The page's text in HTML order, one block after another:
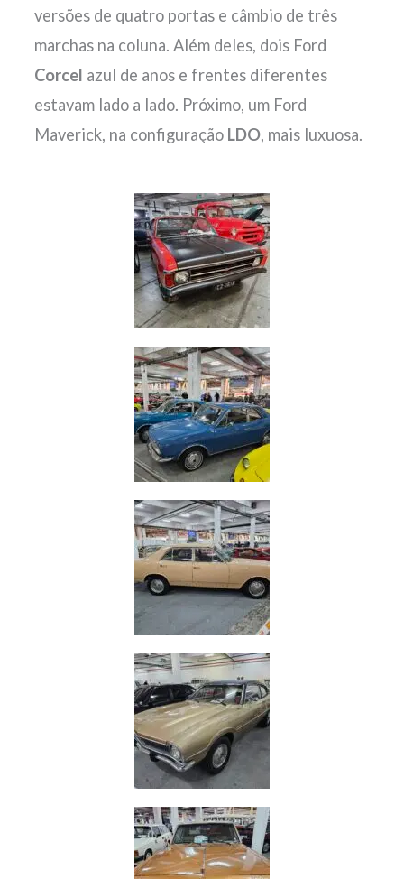
versões de quatro portas e câmbio de três
marchas na coluna. Além deles, dois Ford
Corcel azul de anos e frentes diferentes
estavam lado a lado. Próximo, um Ford
Maverick, na configuração LDO, mais luxuosa.